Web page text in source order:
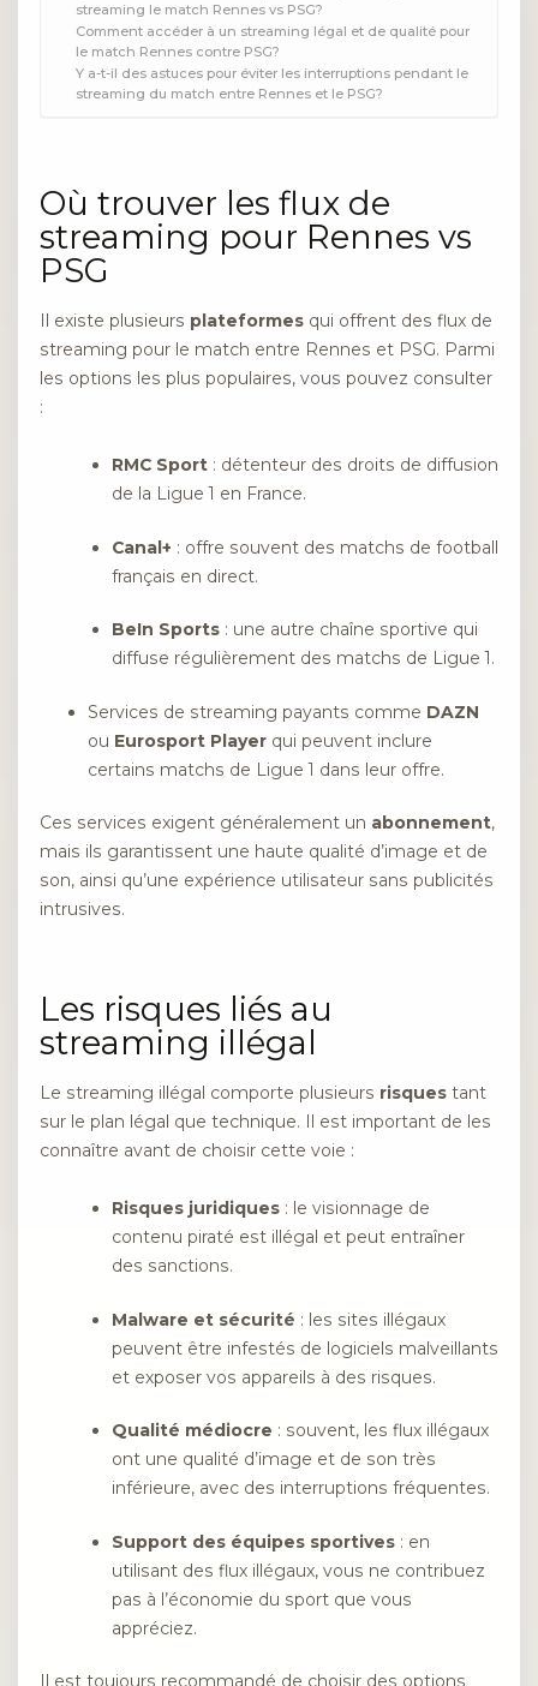
streaming le match Rennes vs PSG?
Comment accéder à un streaming légal et de qualité pour
le match Rennes contre PSG?
Y a-t-il des astuces pour éviter les interruptions pendant le
streaming du match entre Rennes et le PSG?
Où trouver les flux de
streaming pour Rennes vs
PSG
Il existe plusieurs plateformes qui offrent des flux de
streaming pour le match entre Rennes et PSG. Parmi
les options les plus populaires, vous pouvez consulter
:
RMC Sport : détenteur des droits de diffusion
de la Ligue 1 en France.
Canal+ : offre souvent des matchs de football
français en direct.
BeIn Sports : une autre chaîne sportive qui
diffuse régulièrement des matchs de Ligue 1.
Services de streaming payants comme DAZN
ou Eurosport Player qui peuvent inclure
certains matchs de Ligue 1 dans leur offre.
Ces services exigent généralement un abonnement,
mais ils garantissent une haute qualité d’image et de
son, ainsi qu’une expérience utilisateur sans publicités
intrusives.
Les risques liés au
streaming illégal
Le streaming illégal comporte plusieurs risques tant
sur le plan légal que technique. Il est important de les
connaître avant de choisir cette voie :
Risques juridiques : le visionnage de
contenu piraté est illégal et peut entraîner
des sanctions.
Malware et sécurité : les sites illégaux
peuvent être infestés de logiciels malveillants
et exposer vos appareils à des risques.
Qualité médiocre : souvent, les flux illégaux
ont une qualité d’image et de son très
inférieure, avec des interruptions fréquentes.
Support des équipes sportives : en
utilisant des flux illégaux, vous ne contribuez
pas à l’économie du sport que vous
appréciez.
Il est toujours recommandé de choisir des options